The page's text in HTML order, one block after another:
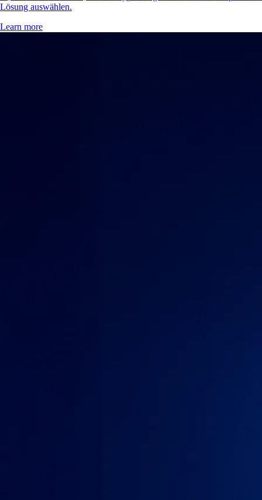
Lösung auswählen.
Learn more